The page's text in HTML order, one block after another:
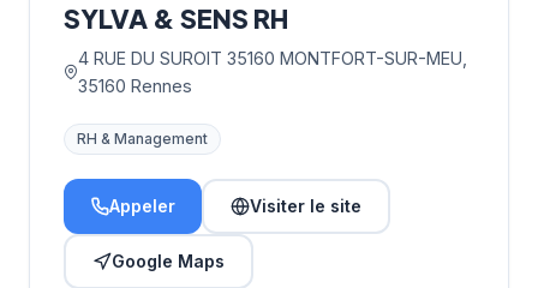
SYLVA & SENS RH
4 RUE DU SUROIT 35160 MONTFORT-SUR-MEU,
35160 Rennes
RH & Management
Appeler Visiter le site
Google Maps